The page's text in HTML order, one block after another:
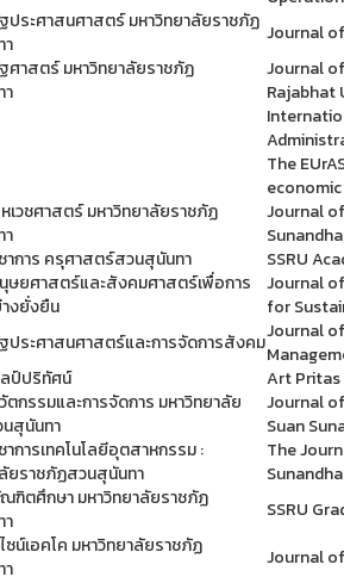
ประศาสนศาสตร์ มหาวิทยาลัยราชภัฏ Journal
ศาสตร์ มหาวิทยาลัยราชภัฏ
Journal
Rajabhat
The
เวชศาสตร์ มหาวิทยาลัยราชภัฏ
Journal
าการ ครุศาสตร์สวนสุนันทา
SSRU
ษยศาสตร์และสังคมศาสตร์เพื่อการ
งยั่งยืน
Journal
for
ประศาสนศาสตร์และการจัดการสังคมJournal
ป์ปริทัศน์
Art
ตกรรมและการจัดการ มหาวิทยาลัย
สุนันทา
Journal
Suan
าการเทคโนโลยีอุตสาหกรรม :
ยราชภัฏสวนสุนันทา
The
ฑิตศึกษา มหาวิทยาลัยราชภัฏ
SSRU
ซน์เอคโค มหาวิทยาลัยราชภัฏ
Journal